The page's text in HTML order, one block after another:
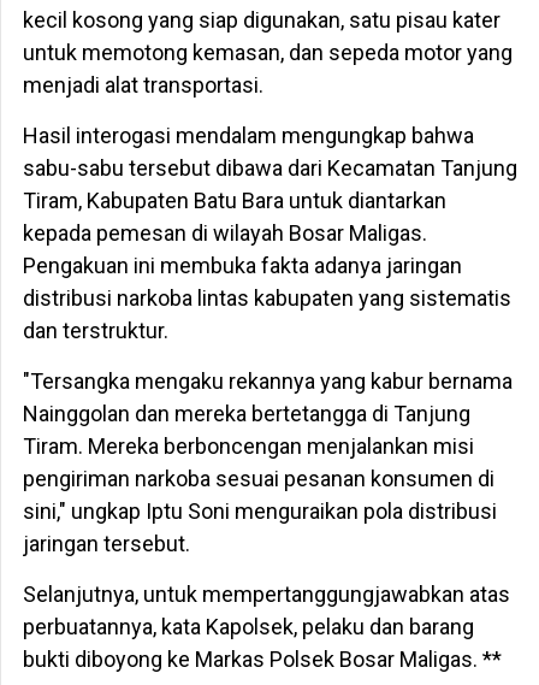
kecil kosong yang siap digunakan, satu pisau kater
untuk memotong kemasan, dan sepeda motor yang
menjadi alat transportasi.
Hasil interogasi mendalam mengungkap bahwa
sabu-sabu tersebut dibawa dari Kecamatan Tanjung
Tiram, Kabupaten Batu Bara untuk diantarkan
kepada pemesan di wilayah Bosar Maligas.
Pengakuan ini membuka fakta adanya jaringan
distribusi narkoba lintas kabupaten yang sistematis
dan terstruktur.
"Tersangka mengaku rekannya yang kabur bernama
Nainggolan dan mereka bertetangga di Tanjung
Tiram. Mereka berboncengan menjalankan misi
pengiriman narkoba sesuai pesanan konsumen di
sini," ungkap Iptu Soni menguraikan pola distribusi
jaringan tersebut.
Selanjutnya, untuk mempertanggungjawabkan atas
perbuatannya, kata Kapolsek, pelaku dan barang
bukti diboyong ke Markas Polsek Bosar Maligas. **